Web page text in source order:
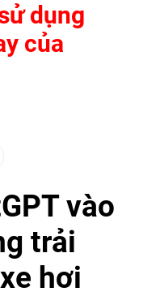
dụng
của
vào
trải
hơi